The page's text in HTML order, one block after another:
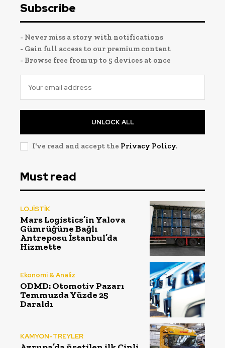
Subscribe
- Never miss a story with notifications
- Gain full access to our premium content
- Browse free from up to 5 devices at once
UNLOCK ALL
I've read and accept the Privacy Policy.
Must read
LOJİSTİK
Mars Logistics’in Yalova
Gümrüğüne Bağlı
Antreposu İstanbul’da
Hizmette
Ekonomi & Analiz
ODMD: Otomotiv Pazarı
Temmuzda Yüzde 25
Daraldı
KAMYON-TREYLER